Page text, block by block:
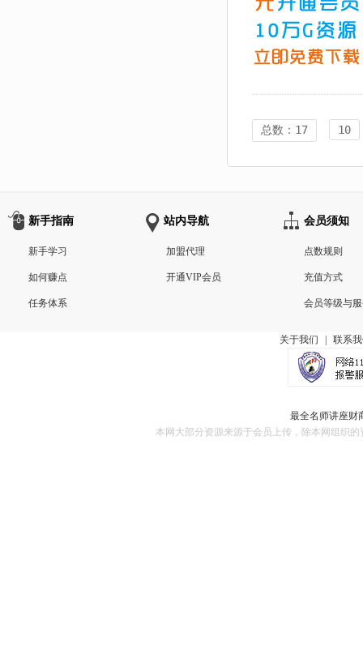
总数：17 10
新手指南
新手学习
如何赚点
任务体系
站内导航
加盟代理
开通VIP会员
会员须知
点数规则
充值方式
会员等级与
关于我们 联系
最全名师讲座财
本网大部分资源来源于会员上传，除本网组织